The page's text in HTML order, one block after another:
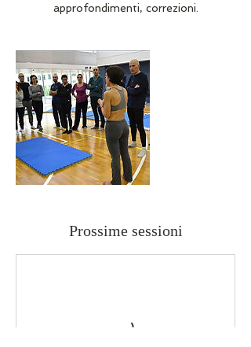
approfondimenti, correzioni.
Prossime sessioni